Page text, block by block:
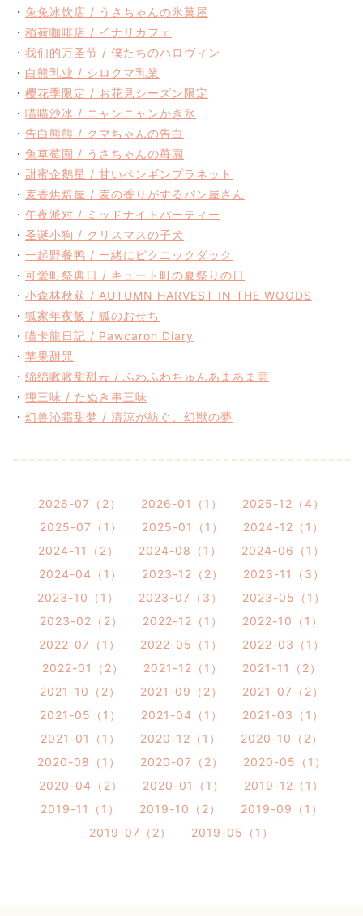
・ 兔兔冰饮店 / うさちゃんの氷菓屋
・ 稻荷咖啡店 / イナリカフェ
・ 我们的万圣节 / 僕たちのハロヴィン
・ 白熊乳业 / シロクマ乳業
・ 樱花季限定 / お花見シーズン限定
・ 喵喵沙冰 / ニャンニャンかき氷
・ 告白熊熊 / クマちゃんの告白
・ 兔草莓園 / うさちゃんの苺園
・ 甜蜜企鹅星 / 甘いペンギンプラネット
・ 麦香烘焙屋 / 麦の香りがするパン屋さん
・ 午夜派对 / ミッドナイトパーティー
・ 圣诞小狗 / クリスマスの子犬
・ 一起野餐鸭 / 一緒にピクニックダック
・ 可愛町祭典日 / キュート町の夏祭りの日
・ 小森林秋获 / AUTUMN HARVEST IN THE WOODS
・ 狐家年夜飯 / 狐のおせち
・ 喵卡龍日記 / Pawcaron Diary
・ 苹果甜咒
・ 绵绵啾啾甜甜云 / ふわふわちゅんあまあま雲
・ 狸三味 / たぬき串三味
・ 幻兽沁霜甜梦 / 清涼が紡ぐ、幻獣の夢
2026-07（2） 2026-01（1）
2025-12（4）
2025-07（1）
2025-01（1）
2024-12（1）
2024-11（2）
2024-08（1）
2024-06（1）
2024-04（1）
2023-12（2）
2023-11（3）
2023-10（1）
2023-07（3）
2023-05（1）
2023-02（2）
2022-12（1）
2022-10（1）
2022-07（1）
2022-05（1）
2022-03（1）
2022-01（2）
2021-12（1）
2021-11（2）
2021-10（2）
2021-09（2）
2021-07（2）
2021-05（1）
2021-04（1）
2021-03（1）
2021-01（1）
2020-12（1）
2020-10（2）
2020-08（1）
2020-07（2）
2020-05（1）
2020-04（2）
2020-01（1）
2019-12（1）
2019-11（1）
2019-10（2）
2019-09（1）
2019-07（2）
2019-05（1）